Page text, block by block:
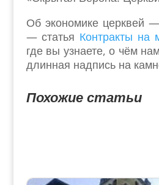
Об экономике церквей
— статья Контракты на
где вы узнаете, о чём
длинная надпись на
Похожие статьи